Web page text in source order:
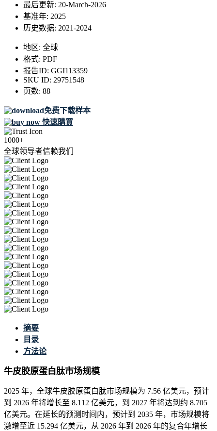
最后更新: 20-March-2026
基准年: 2025
历史数据: 2021-2024
地区: 全球
格式: PDF
报告ID: GGI113359
SKU ID: 29751548
页数: 88
免费下载样本
快速購買
1000+
全球领导者信赖我们
摘要
目录
方法论
牛皮胶原蛋白肽市场规模
2025 年，全球牛皮胶原蛋白肽市场规模为 7.56 亿美元，预计
到 2026 年将增长至 8.112 亿美元，到 2027 年将达到约 8.705
亿美元。在延长的预测时间内，预计到 2035 年，市场规模将
激增至近 15.294 亿美元，从 2026 年到 2026 年的复合年增长